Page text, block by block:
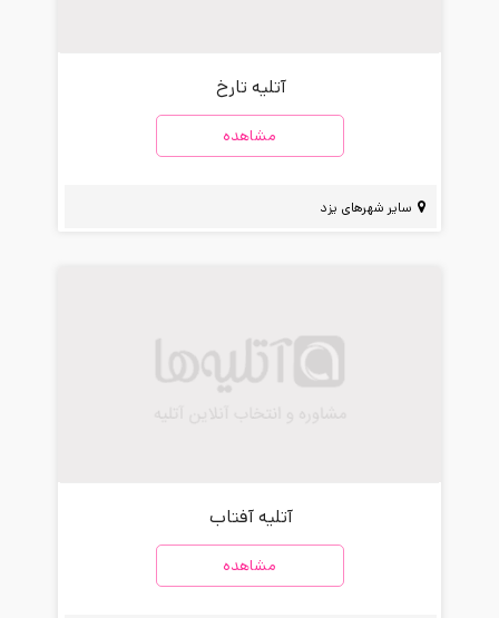
آتلیه تارخ
مشاهده
سایر شهرهای یزد
آتلیه آفتاب
مشاهده